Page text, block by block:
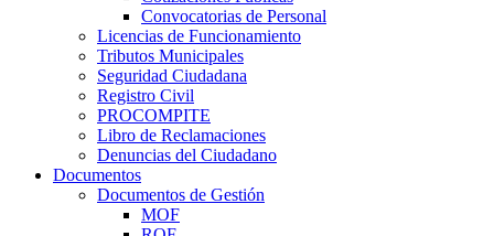
Convocatorias de Personal
Licencias de Funcionamiento
Tributos Municipales
Seguridad Ciudadana
Registro Civil
PROCOMPITE
Libro de Reclamaciones
Denuncias del Ciudadano
Documentos
Documentos de Gestión
MOF